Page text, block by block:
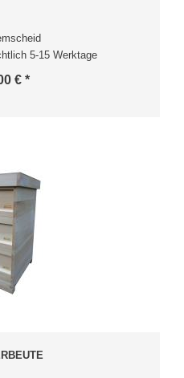
5-15 Werktage
€ *